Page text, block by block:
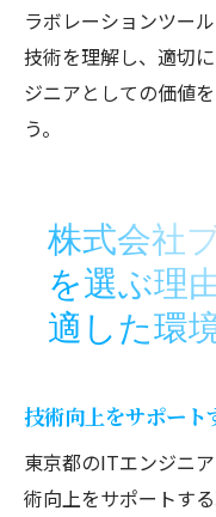
ラボレーションツー
技術を理解し、適切
ジニアとしての価値
う。
株式会社
を選ぶ理
適した環
技術向上をサポート
東京都のITエンジニ
術向上をサポートす